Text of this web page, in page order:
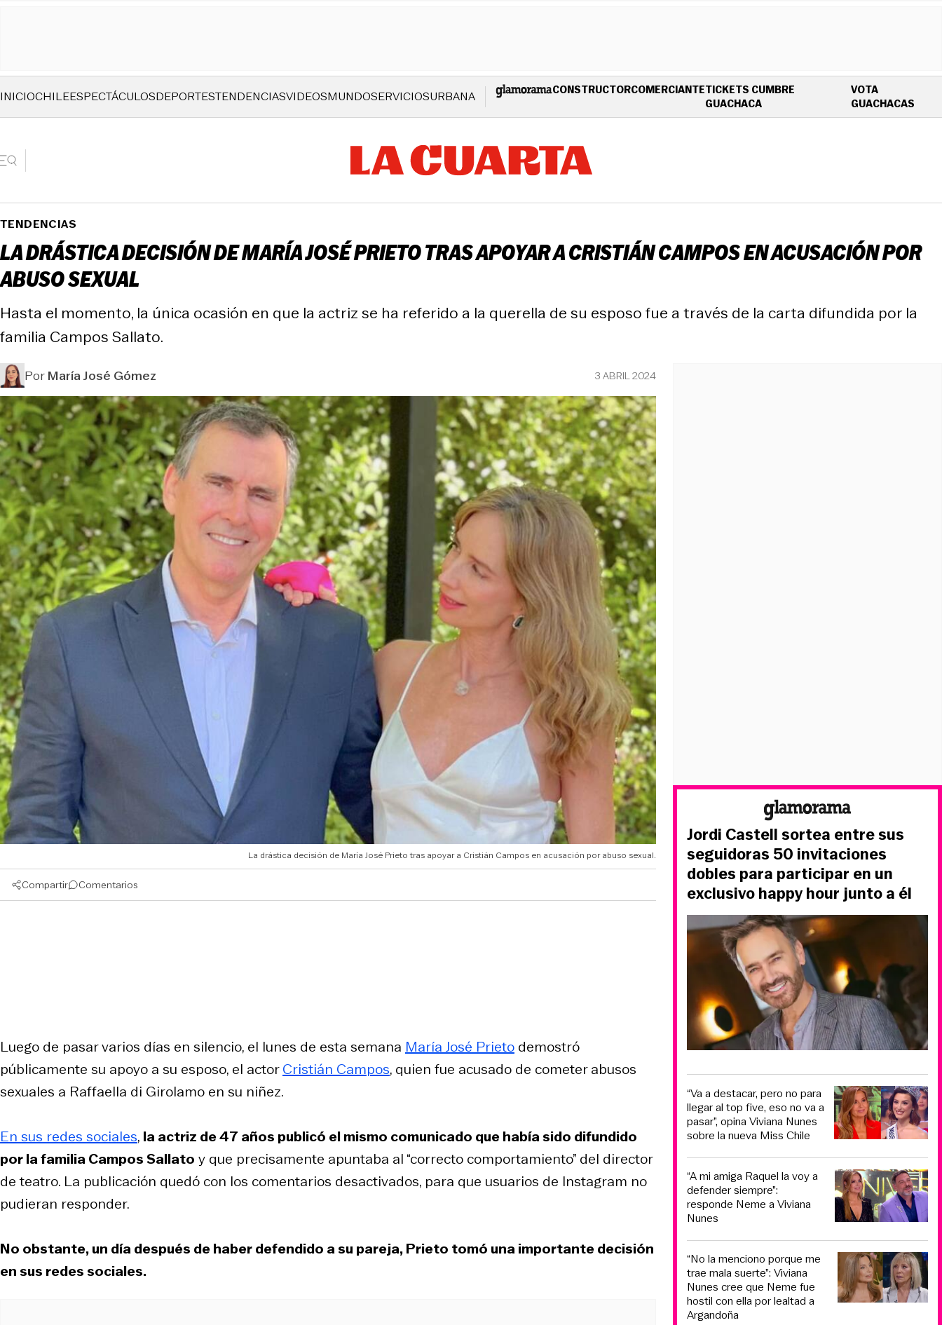
INICIOCHILEESPECTÁCULOSDEPORTESTENDENCIASVIDEOSMUNDOSERVICIOSURBANA CONSTRUCTORCOMERCIANTETICKETS CUMBRE
GUACHACAOPENS IN NEW WINDOW
VOTA
GUACHACAS
TENDENCIAS
LA DRÁSTICA DECISIÓN DE MARÍA JOSÉ PRIETO TRAS APOYAR A CRISTIÁN CAMPOS EN ACUSACIÓN POR
ABUSO SEXUAL
Hasta el momento, la única ocasión en que la actriz se ha referido a la querella de su esposo fue a través de la carta difundida por la
familia Campos Sallato.
PorMaría José Gómez 3 ABRIL 2024
La drástica decisión de María José Prieto tras apoyar a Cristián Campos en acusación por abuso sexual.
Compartir Comentarios
Luego de pasar varios días en silencio, el lunes de esta semana María José Prieto demostró
públicamente su apoyo a su esposo, el actorCristián Campos, quien fue acusado de cometer abusos
sexuales a Raffaella di Girolamo en su niñez.
En sus redes sociales, la actriz de 47 años publicó el mismo comunicado que había sido difundido
por la familia Campos Sallato y que precisamente apuntaba al “correcto comportamiento” del director
de teatro. La publicación quedó con los comentarios desactivados, para que usuarios de Instagram no
pudieran responder.
No obstante, un día después de haber defendido a su pareja, Prieto tomó una importante decisión
en sus redes sociales.
Jordi Castell sortea entre sus
seguidoras 50 invitaciones
dobles para participar en un
exclusivo happy hour junto a él
“Va a destacar, pero no para
llegar al top five, eso no va a
pasar”, opina Viviana Nunes
sobre la nueva Miss Chile
“A mi amiga Raquel la voy a
defender siempre”:
responde Neme a Viviana
Nunes
“No la menciono porque me
trae mala suerte”: Viviana
Nunes cree que Neme fue
hostil con ella por lealtad a
Argandoña